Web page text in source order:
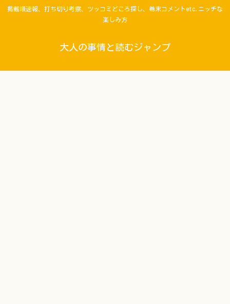
掲載順速報、打ち切り考察、ツッコミどころ探し、巻末コメントetc.ニッチな
楽しみ方
大人の事情と読むジャンプ